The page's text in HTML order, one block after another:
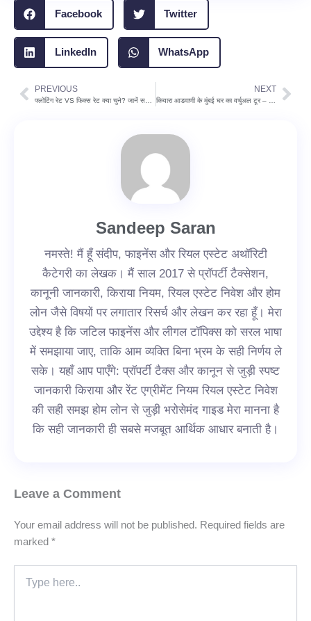
Facebook Twitter
LinkedIn WhatsApp
Prev
PREVIOUS NEXT
Sandeep Saran
नमस्ते! मैं हूँ संदीप, फाइनेंस और रियल एस्टेट अथॉरिटी
कैटेगरी का लेखक। मैं साल 2017 से प्रॉपर्टी टैक्सेशन,
कानूनी जानकारी, किराया नियम, रियल एस्टेट निवेश और होम
लोन जैसे विषयों पर लगातार रिसर्च और लेखन कर रहा हूँ। मेरा
उद्देश्य है कि जटिल फाइनेंस और लीगल टॉपिक्स को सरल भाषा
में समझाया जाए, ताकि आम व्यक्ति बिना भ्रम के सही निर्णय ले
सके। यहाँ आप पाएँगे: प्रॉपर्टी टैक्स और कानून से जुड़ी स्पष्ट
जानकारी किराया और रेंट एग्रीमेंट नियम रियल एस्टेट निवेश
की सही समझ होम लोन से जुड़ी भरोसेमंद गाइड मेरा मानना है
कि सही जानकारी ही सबसे मजबूत आर्थिक आधार बनाती है।
Leave a Comment
Your email address will not be published. Required fields are
marked *
here..